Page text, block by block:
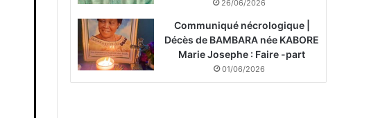
26/06/2026
Communiqué nécrologique |
Décès de BAMBARA née KABORE
Marie Josephe : Faire -part
01/06/2026